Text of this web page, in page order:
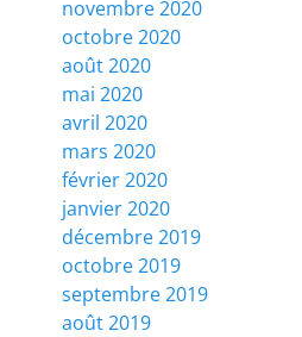
novembre 2020
octobre 2020
août 2020
mai 2020
avril 2020
mars 2020
février 2020
janvier 2020
décembre 2019
octobre 2019
septembre 2019
août 2019